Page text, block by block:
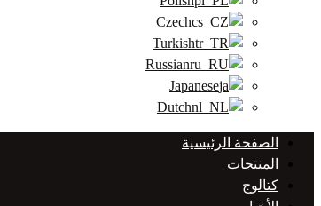
Czech
Turkish
Russian
Japanese
Dutch
الصفحة الرئيسية
المنتجات
كتالوج